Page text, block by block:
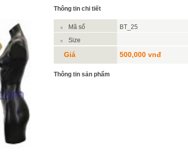
Thông tin chi tiết
Mã số
BT_25
Size
Giá 500,000 vnđ
Thông tin sản phẩm